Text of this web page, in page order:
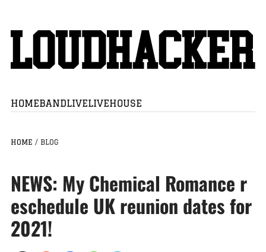
HOMEBANDLIVELIVEHOUSE
HOME / BLOG
NEWS: My Chemical Romance r
eschedule UK reunion dates for
2021!